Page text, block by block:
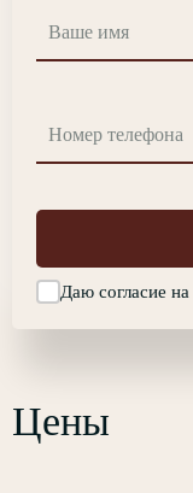
Даю согласие на
Цены